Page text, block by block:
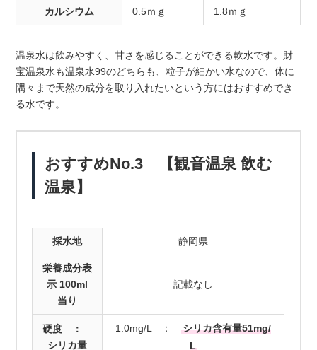
カルシウム 0.5ｍｇ 1.8ｍｇ
温泉水は飲みやすく、甘さを感じることができる軟水です。財
宝温泉水も温泉水99のどちらも、粒子が細かい水なので、体に
隅々まで天然の成分を取り入れたいという方にはおすすめでき
る水です。
おすすめNo.3 【観音温泉 飲む
温泉】
採水地 静岡県
栄養成分表
示 100ml
当り
記載なし
硬度 ：
シリカ量
1.0mg/L ：シリカ含有量51mg/
L